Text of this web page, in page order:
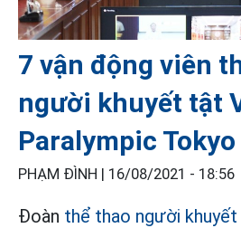
7 vận động viên
người khuyết tật
Paralympic
PHẠM ĐÌNH | 16/08/2021 - 18:56
Đoàn thể thao người